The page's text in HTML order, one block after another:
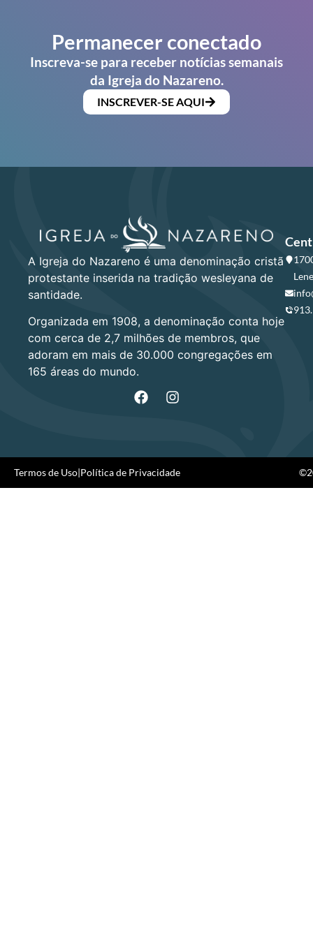
Permanecer conectado
Inscreva-se para receber notícias semanais
da Igreja do Nazareno.
INSCREVER-SE AQUI
A Igreja do Nazareno é uma denominação cristã
protestante inserida na tradição wesleyana de
santidade.
Organizada em 1908, a denominação conta hoje
com cerca de 2,7 milhões de membros, que
adoram em mais de 30.000 congregações em
165 áreas do mundo.
Termos de Uso|Política de Privacidade